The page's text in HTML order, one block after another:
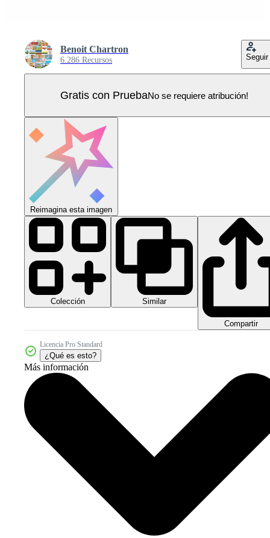
Benoit Chartron
6.286 Recursos Seguir
Gratis con PruebaNo se requiere atribución!
Reimagina esta imagen
Colección Similar
Compartir
Licencia Pro Standard
¿Qué es esto?
Más información